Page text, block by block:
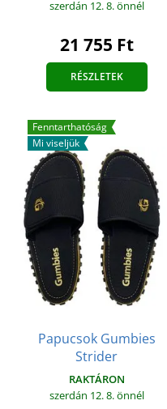
szerdán 12. 8.önnél
21 755 Ft
RÉSZLETEK
Fenntarthatóság
Mi viseljük
Papucsok Gumbies
Strider
RAKTÁRON
szerdán 12. 8.önnél